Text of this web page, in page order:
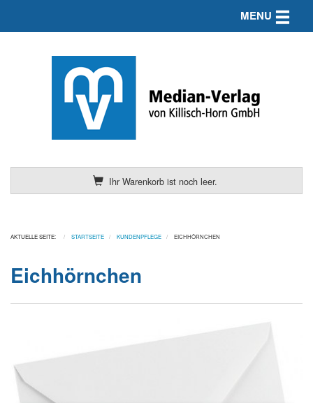
Ihr Warenkorb ist noch leer.
MENU Toggle
AKTUELLE SEITE: STARTSEITE KUNDENPFLEGE EICHHÖRNCHEN
Eichhörnchen